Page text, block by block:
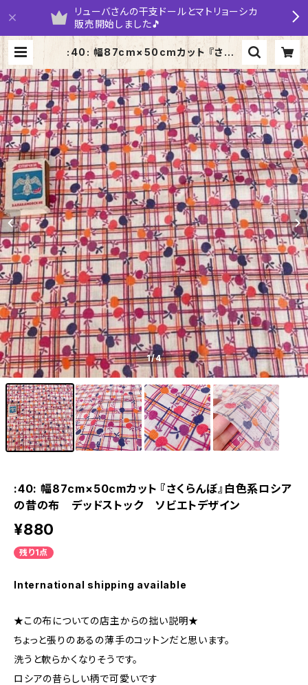
リューバさんの干支ドールとマトリョーシカ
販売開始しました🎵
:40: 幅87cm×50cmカット 『さくら
んぼ』白色系ロシアの昔の布 デッド
ストック ソビエトデザイン | yaru
maruka
1/4
:40: 幅87cm×50cmカット 『さくらんぼ』白色系ロシア
の昔の布 デッドストック ソビエトデザイン
¥880
残り1点
International shipping available
★この布についての店主からの拙い説明★
ちょっと張りのあるの薄手のコットンだと思います。
洗うと軟らかくなりそうです。
ロシアの昔らしい柄で可愛いです